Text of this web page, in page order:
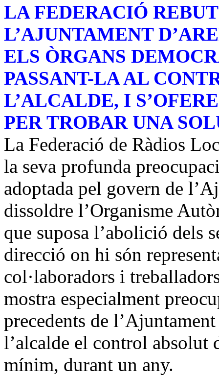
LA FEDERACIÓ
L’AJUNTAMENT
ELS ÒRGANS
PASSANT-LA AL
L’ALCALDE, I
PER TROBAR UNA
La Federació de Ràdios
la seva profunda
adoptada pel govern de
dissoldre l’Organisme
que suposa l’abolició dels
direcció on hi són
col·laboradors i
mostra especialment
precedents de
l’alcalde el control absolut
mínim, durant un any.